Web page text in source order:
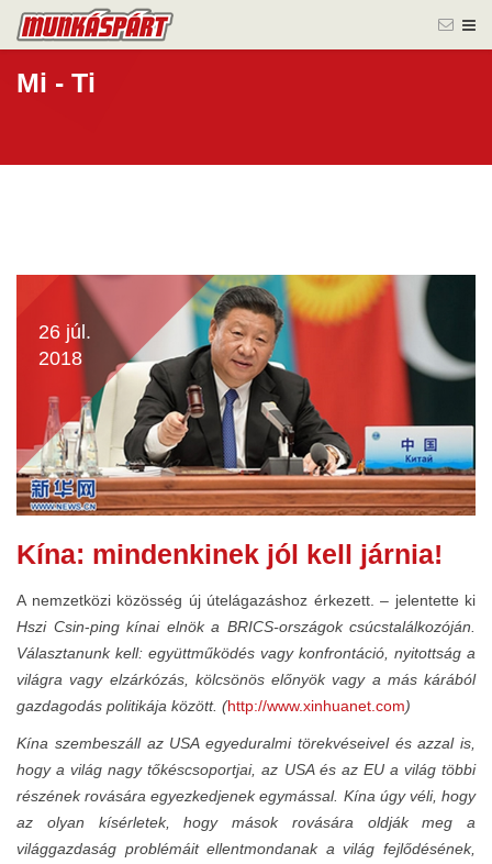
Mi - Ti
26 júl.
2018
Kína: mindenkinek jól kell járnia!
A nemzetközi közösség új útelágazáshoz érkezett. – jelentette ki
Hszi Csin-ping kínai elnök a BRICS-országok csúcstalálkozóján.
Választanunk kell: együttműködés vagy konfrontáció, nyitottság a
világra vagy elzárkózás, kölcsönös előnyök vagy a más kárából
gazdagodás politikája között. (http://www.xinhuanet.com)
Kína szembeszáll az USA egyeduralmi törekvéseivel és azzal is,
hogy a világ nagy tőkéscsoportjai, az USA és az EU a világ többi
részének rovására egyezkedjenek egymással. Kína úgy véli, hogy
az olyan kísérletek, hogy mások rovására oldják meg a
világgazdaság problémáit ellentmondanak a világ fejlődésének,